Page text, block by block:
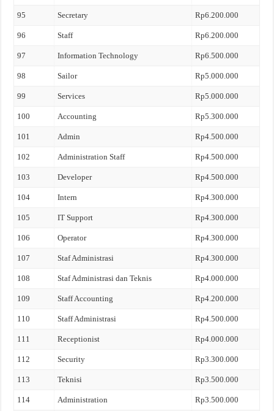
95 Secretary Rp6.200.000
96 Staff Rp6.200.000
97 Information Technology Rp6.500.000
98 Sailor Rp5.000.000
99 Services Rp5.000.000
100 Accounting Rp5.300.000
101 Admin Rp4.500.000
102 Administration Staff Rp4.500.000
103 Developer Rp4.500.000
104 Intern Rp4.300.000
105 IT Support Rp4.300.000
106 Operator Rp4.300.000
107 Staf Administrasi Rp4.300.000
108 Staf Administrasi dan Teknis Rp4.000.000
109 Staff Accounting Rp4.200.000
110 Staff Administrasi Rp4.500.000
111 Receptionist Rp4.000.000
112 Security Rp3.300.000
113 Teknisi Rp3.500.000
114 Administration Rp3.500.000